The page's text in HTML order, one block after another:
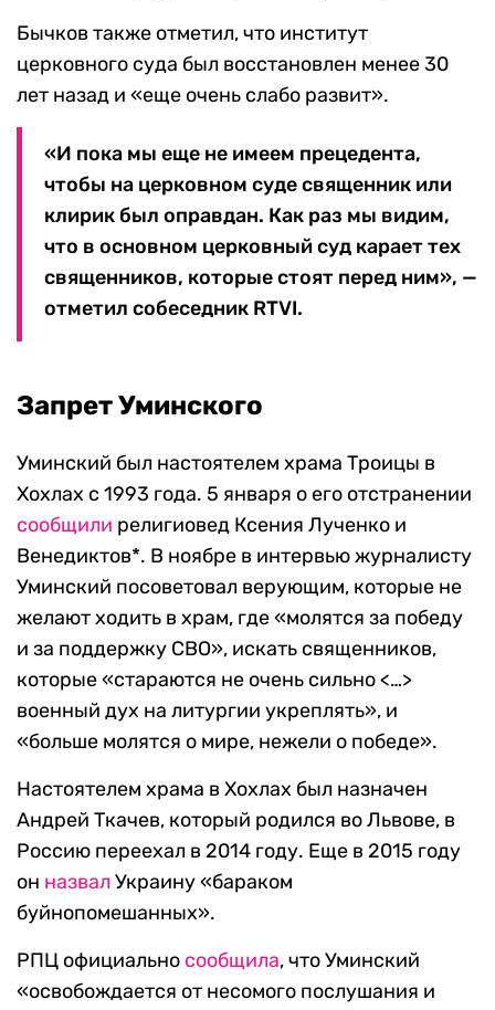
Бычков также отметил, что институт
церковного суда был восстановлен менее 30
лет назад и «еще очень слабо развит».
«И пока мы еще не имеем прецедента,
чтобы на церковном суде священник или
клирик был оправдан. Как раз мы видим,
что в основном церковный суд карает тех
священников, которые стоят перед ним», —
отметил собеседник RTVI.
Запрет Уминского
Уминский был настоятелем храма Троицы в
Хохлах с 1993 года. 5 января о его отстранении
сообщили религиовед Ксения Лученко и
Венедиктов*. В ноябре в интервью журналисту
Уминский посоветовал верующим, которые не
желают ходить в храм, где «молятся за победу
и за поддержку СВО», искать священников,
которые «стараются не очень сильно <…>
военный дух на литургии укреплять», и
«больше молятся о мире, нежели о победе».
Настоятелем храма в Хохлах был назначен
Андрей Ткачев, который родился во Львове, в
Россию переехал в 2014 году. Еще в 2015 году
он назвал Украину «бараком
буйнопомешанных».
РПЦ официально сообщила, что Уминский
«освобождается от несомого послушания и